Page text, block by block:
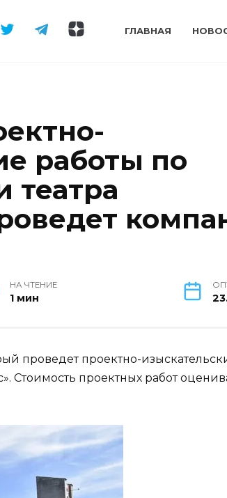
ГЛАВНАЯ
работы по
театра
НА ЧТЕНИЕ
1 мин
проведет проектно-
Стоимость проектных работ